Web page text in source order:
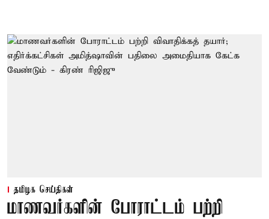
தமிழக செய்திகள்
மாணவர்களின் போராட்டம் பற்றி